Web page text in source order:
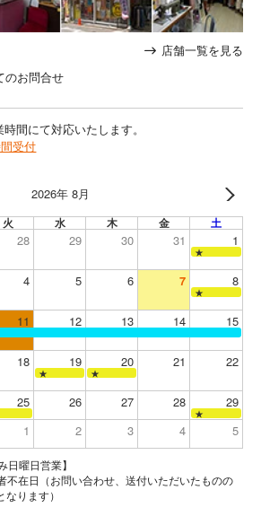
店舗一覧を見る
のお問合せ
間にて対応いたします。
受付
2026年 8月
火 水 木 金 土
28 29 30 31 1
★
4 5 6 7 8
★
11 12 13 14 15
18 19 20 21 22
★
★
25 26 27 28 29
★
1 2 3 4 5
筋店のみ日曜日営業】
不在日（お問い合わせ、送付いただいたものの
ります）